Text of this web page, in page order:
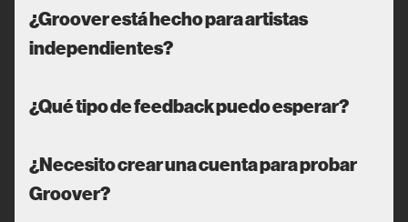
¿Groover está hecho para artistas
independientes?
¿Qué tipo de feedback puedo esperar?
¿Necesito crear una cuenta para probar
Groover?